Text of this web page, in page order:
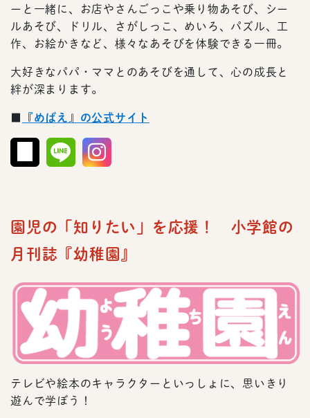
ーと一緒に、お店やさんごっこや乗り物あそび、シー
ルあそび、ドリル、さがしっこ、めいろ、パズル、工
作、お絵かきなど、様々なあそびを体験できる一冊。
大好きなパパ・ママとのあそびを通して、心の成長と
絆が深まります。
■ 『めばえ』の公式サイト
園児の「知りたい」を応援！ 小学館の
月刊誌『幼稚園』
テレビや絵本のキャラクターといっしょに、思いきり
遊んで学ぼう！